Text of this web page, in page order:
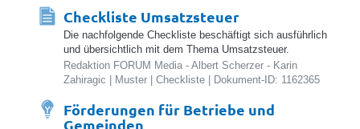
Checkliste Umsatzsteuer
Die nachfolgende Checkliste beschäftigt sich ausführlich
und übersichtlich mit dem Thema Umsatzsteuer.
Redaktion FORUM Media - Albert Scherzer - Karin
Zahiragic | Muster | Checkliste | Dokument-ID: 1162365
Förderungen für Betriebe und
Gemeinden